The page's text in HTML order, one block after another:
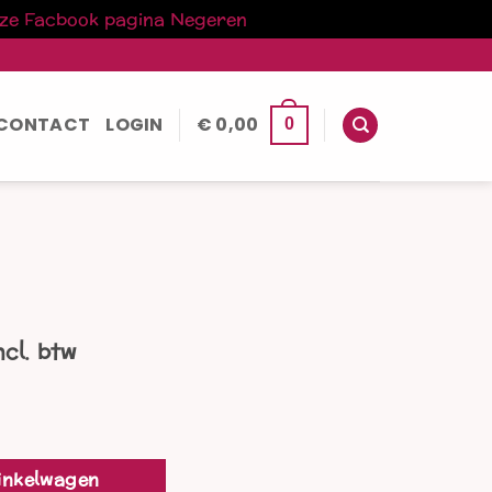
Facbook pagina Negeren
LOGIN € 0,00 0
btw